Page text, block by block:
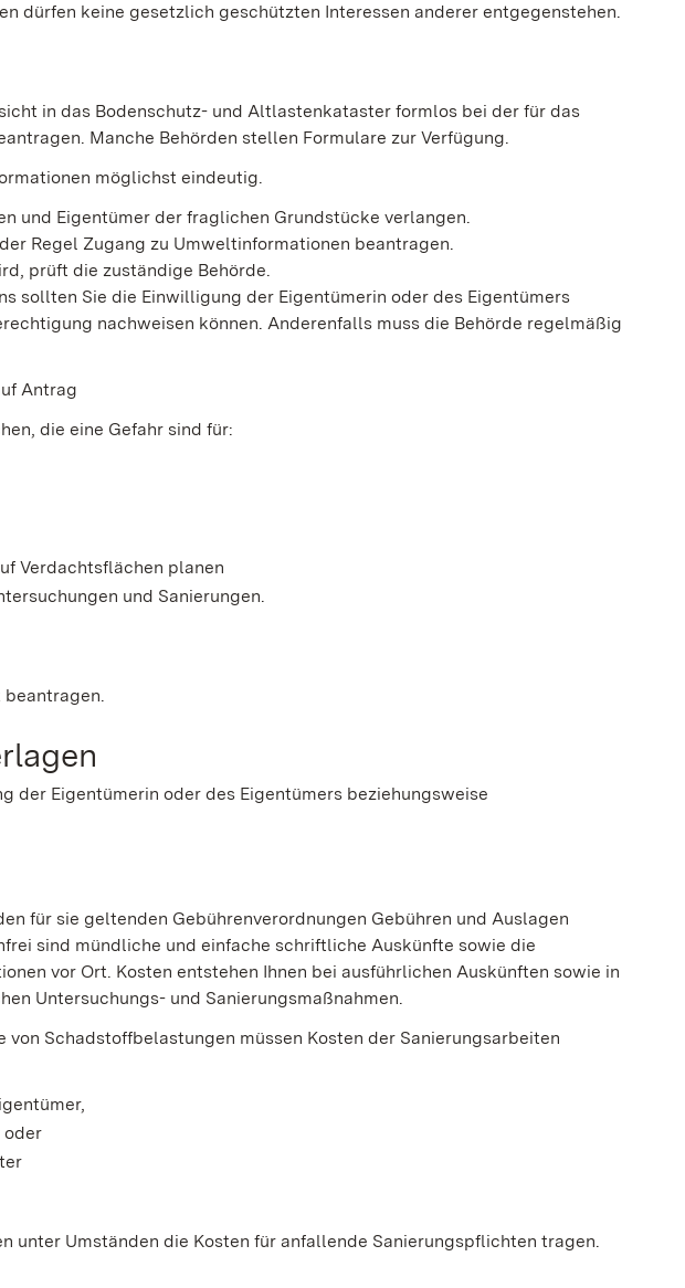
dürfen keine gesetzlich geschützten Interessen anderer entgegenstehen.
in das Bodenschutz- und Altlastenkataster formlos bei der für das
Manche Behörden stellen Formulare zur Verfügung.
möglichst eindeutig.
und Eigentümer der fraglichen Grundstücke verlangen.
Regel Zugang zu Umweltinformationen beantragen.
prüft die zuständige Behörde.
sollten Sie die Einwilligung der Eigentümerin oder des Eigentümers
nachweisen können. Anderenfalls muss die Behörde regelmäßig
Antrag
die eine Gefahr sind für:
Verdachtsflächen planen
und Sanierungen.
der Eigentümerin oder des Eigentümers beziehungsweise
für sie geltenden Gebührenverordnungen Gebühren und Auslagen
sind mündliche und einfache schriftliche Auskünfte sowie die
vor Ort. Kosten entstehen Ihnen bei ausführlichen Auskünften sowie in
Untersuchungs- und Sanierungsmaßnahmen.
von Schadstoffbelastungen müssen Kosten der Sanierungsarbeiten
oder
unter Umständen die Kosten für anfallende Sanierungspflichten tragen.